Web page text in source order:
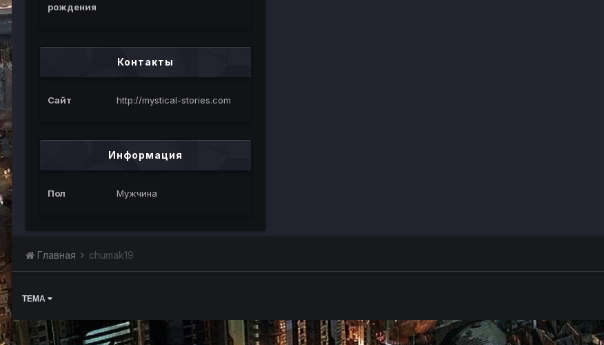
рождения
Контакты
Сайт http://mystical-stories.com
Информация
Пол Мужчина
Главная chumak19
ТЕМА